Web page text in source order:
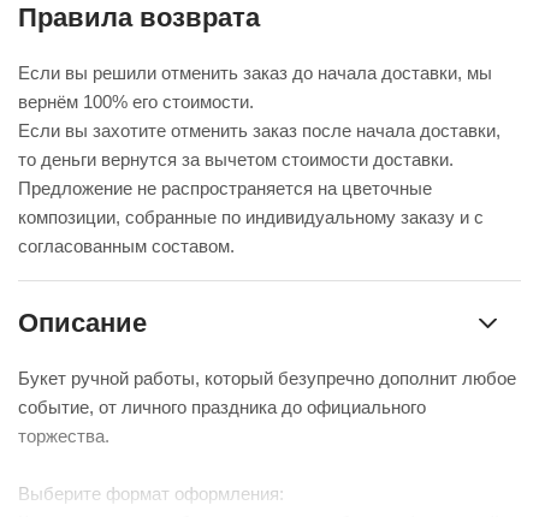
Правила возврата
Если вы решили отменить заказ до начала доставки, мы
вернём 100% его стоимости.
Если вы захотите отменить заказ после начала доставки,
то деньги вернутся за вычетом стоимости доставки.
Предложение не распространяется на цветочные
композиции, собранные по индивидуальному заказу и с
согласованным составом.
Описание
Букет ручной работы, который безупречно дополнит любое
событие, от личного праздника до официального
торжества.
Выберите формат оформления: